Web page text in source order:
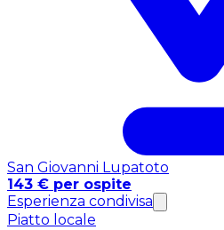
San Giovanni Lupatoto
143 € per ospite
Esperienza condivisa
Piatto locale